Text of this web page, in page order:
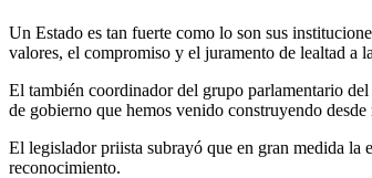
Un Estado es tan fuerte como lo son sus
valores, el compromiso y el juramento de lealtad a
El también coordinador del grupo parlamentario
de gobierno que hemos venido construyendo
El legislador priista subrayó que en gran medida
reconocimiento.